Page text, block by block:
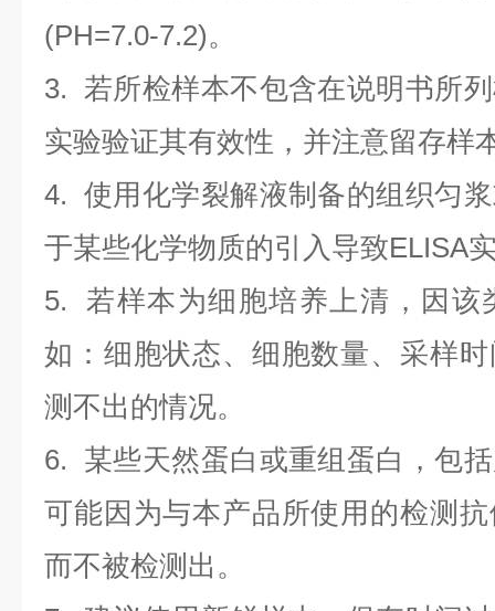
(PH=7.0-7.2)。
3. 若所检样本不包含在说明书所
实验验证其有效性，并注意留存样
4. 使用化学裂解液制备的组织匀
于某些化学物质的引入导致ELISA
5. 若样本为细胞培养上清，因该
如：细胞状态、细胞数量、采样
测不出的情况。
6. 某些天然蛋白或重组蛋白，包
可能因为与本产品所使用的检测
而不被检测出。